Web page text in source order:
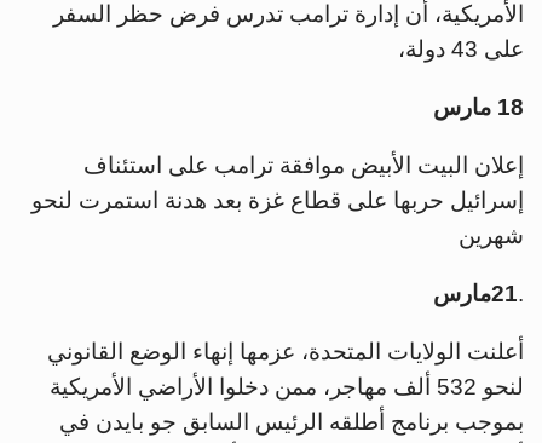
الأمريكية، أن إدارة ترامب تدرس فرض حظر السفر
على 43 دولة،
18 مارس
إعلان البيت الأبيض موافقة ترامب على استئناف
إسرائيل حربها على قطاع غزة بعد هدنة استمرت لنحو
شهرين
.21مارس
أعلنت الولايات المتحدة، عزمها إنهاء الوضع القانوني
لنحو 532 ألف مهاجر، ممن دخلوا الأراضي الأمريكية
بموجب برنامج أطلقه الرئيس السابق جو بايدن في